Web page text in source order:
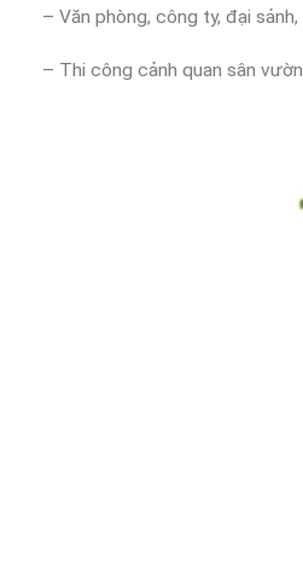
– Văn phòng, công ty, đại
– Thi công cảnh quan sân